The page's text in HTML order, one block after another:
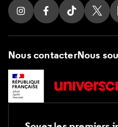
Suivez nous sur
Suivez nous sur
Suivez
Nous contacterNous